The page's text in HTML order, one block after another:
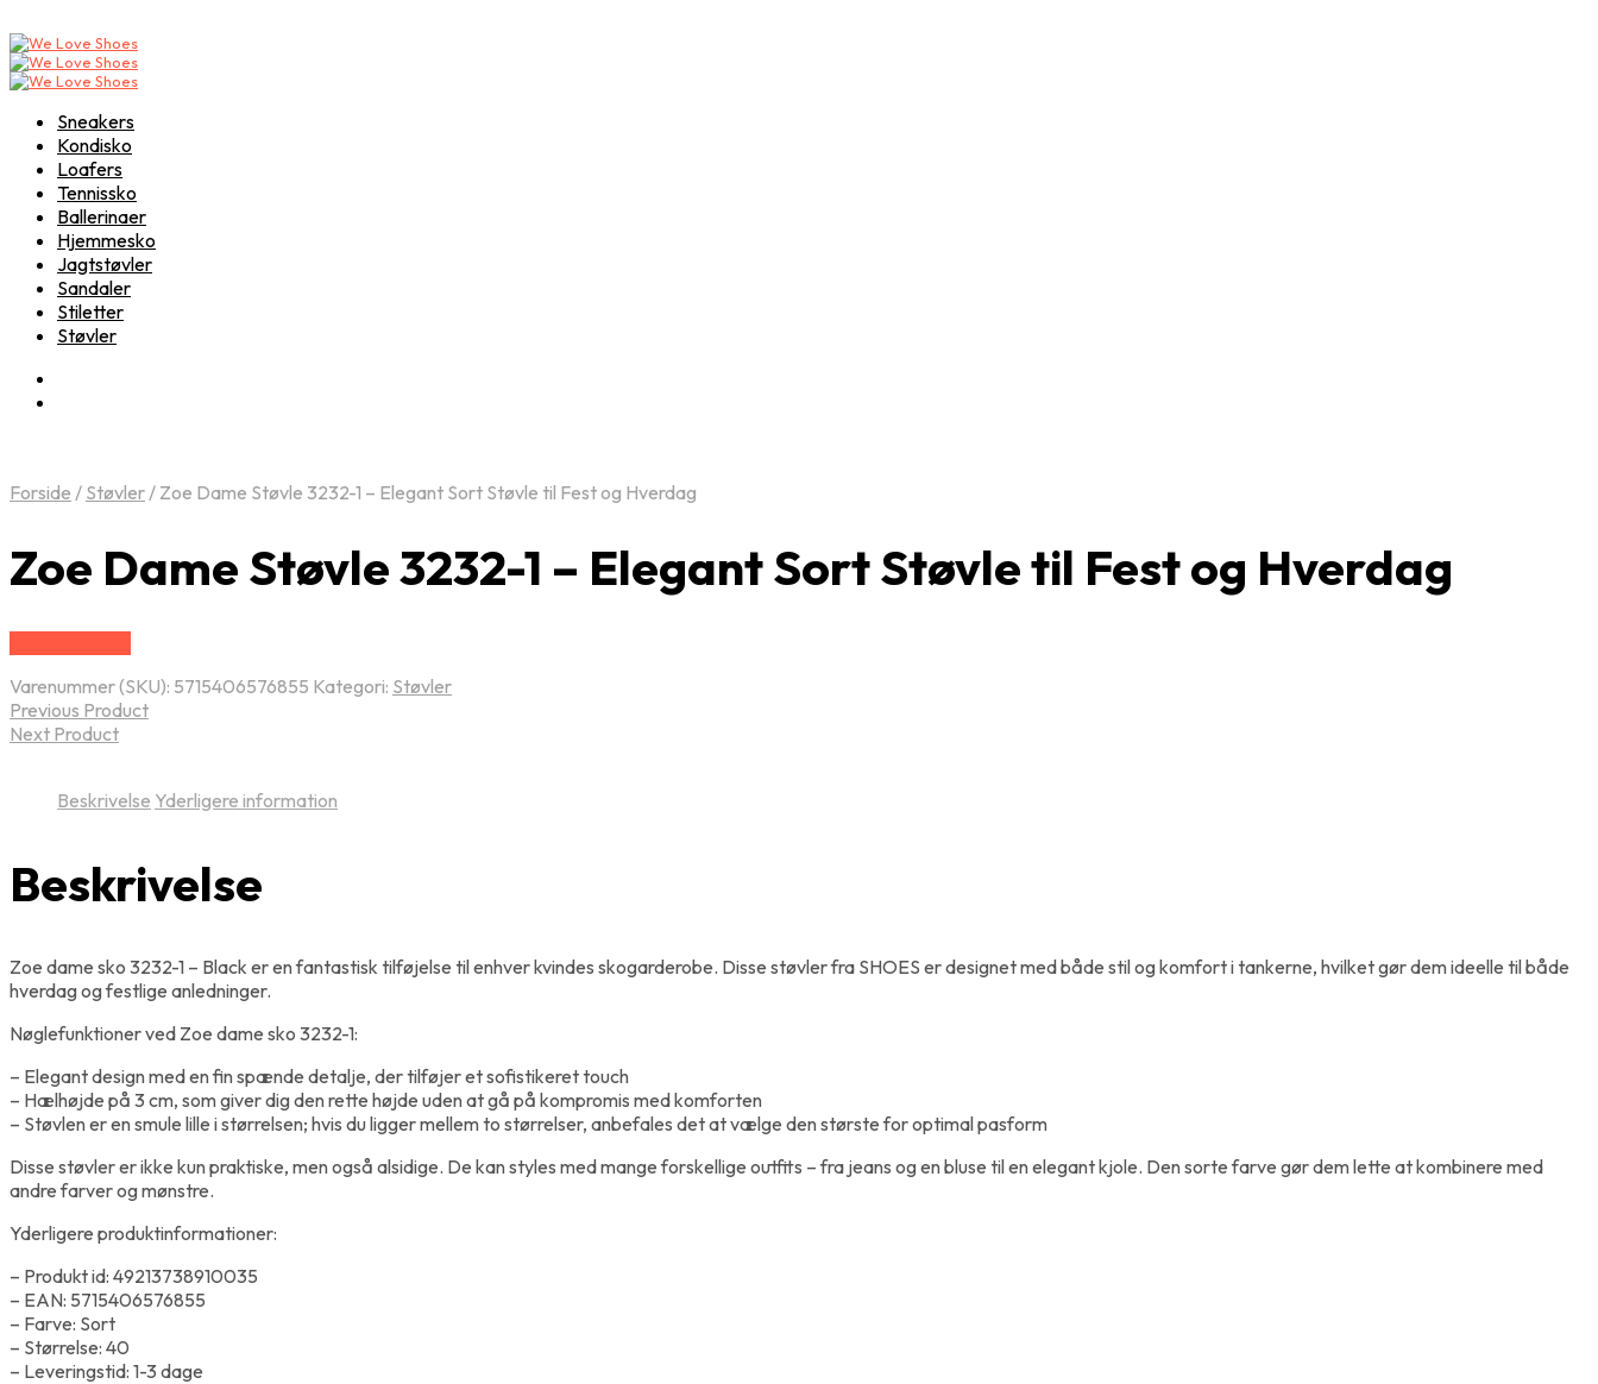
Sneakers
Kondisko
Loafers
Tennissko
Ballerinaer
Hjemmesko
Jagtstøvler
Sandaler
Stiletter
Støvler
Forside / Støvler/ Zoe Dame Støvle 3232-1 – Elegant Sort Støvle til Fest og Hverdag
Zoe Dame Støvle 3232-1 – Elegant Sort Støvle til Fest og Hverdag
Varenummer (SKU): 5715406576855 Kategori: Støvler
Previous Product
Next Product
Beskrivelse Yderligere information
Beskrivelse
Zoe dame sko 3232-1 – Black er en fantastisk tilføjelse til enhver kvindes skogarderobe. Disse støvler fra SHOES er designet med både stil og komfort i tankerne, hvilket gør dem ideelle til både
hverdag og festlige anledninger.
Nøglefunktioner ved Zoe dame sko 3232-1:
– Elegant design med en fin spænde detalje, der tilføjer et sofistikeret touch
– Hælhøjde på 3 cm, som giver dig den rette højde uden at gå på kompromis med komforten
– Støvlen er en smule lille i størrelsen; hvis du ligger mellem to størrelser, anbefales det at vælge den største for optimal pasform
Disse støvler er ikke kun praktiske, men også alsidige. De kan styles med mange forskellige outfits – fra jeans og en bluse til en elegant kjole. Den sorte farve gør dem lette at kombinere med
andre farver og mønstre.
Yderligere produktinformationer:
– Produkt id: 49213738910035
– EAN: 5715406576855
– Farve: Sort
– Størrelse: 40
– Leveringstid: 1-3 dage